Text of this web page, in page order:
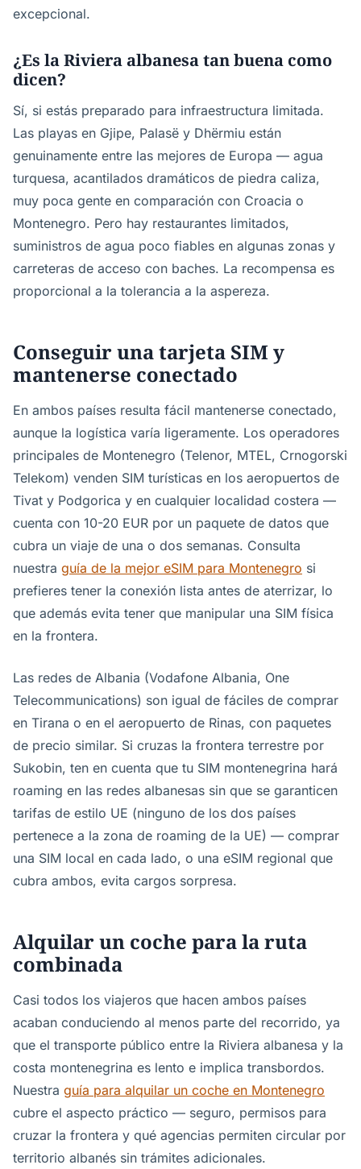
excepcional.
¿Es la Riviera albanesa tan buena como
dicen?
Sí, si estás preparado para infraestructura limitada.
Las playas en Gjipe, Palasë y Dhërmiu están
genuinamente entre las mejores de Europa — agua
turquesa, acantilados dramáticos de piedra caliza,
muy poca gente en comparación con Croacia o
Montenegro. Pero hay restaurantes limitados,
suministros de agua poco fiables en algunas zonas y
carreteras de acceso con baches. La recompensa es
proporcional a la tolerancia a la aspereza.
Conseguir una tarjeta SIM y
mantenerse conectado
En ambos países resulta fácil mantenerse conectado,
aunque la logística varía ligeramente. Los operadores
principales de Montenegro (Telenor, MTEL, Crnogorski
Telekom) venden SIM turísticas en los aeropuertos de
Tivat y Podgorica y en cualquier localidad costera —
cuenta con 10-20 EUR por un paquete de datos que
cubra un viaje de una o dos semanas. Consulta
nuestra guía de la mejor eSIM para Montenegro si
prefieres tener la conexión lista antes de aterrizar, lo
que además evita tener que manipular una SIM física
en la frontera.
Las redes de Albania (Vodafone Albania, One
Telecommunications) son igual de fáciles de comprar
en Tirana o en el aeropuerto de Rinas, con paquetes
de precio similar. Si cruzas la frontera terrestre por
Sukobin, ten en cuenta que tu SIM montenegrina hará
roaming en las redes albanesas sin que se garanticen
tarifas de estilo UE (ninguno de los dos países
pertenece a la zona de roaming de la UE) — comprar
una SIM local en cada lado, o una eSIM regional que
cubra ambos, evita cargos sorpresa.
Alquilar un coche para la ruta
combinada
Casi todos los viajeros que hacen ambos países
acaban conduciendo al menos parte del recorrido, ya
que el transporte público entre la Riviera albanesa y la
costa montenegrina es lento e implica transbordos.
Nuestra guía para alquilar un coche en Montenegro
cubre el aspecto práctico — seguro, permisos para
cruzar la frontera y qué agencias permiten circular por
territorio albanés sin trámites adicionales.